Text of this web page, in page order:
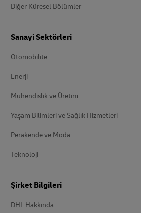
Diğer Küresel Bölümler
Sanayi Sektörleri
Otomobilite
Enerji
Mühendislik ve Üretim
Yaşam Bilimleri ve Sağlık Hizmetleri
Perakende ve Moda
Teknoloji
Şirket Bilgileri
DHL Hakkında